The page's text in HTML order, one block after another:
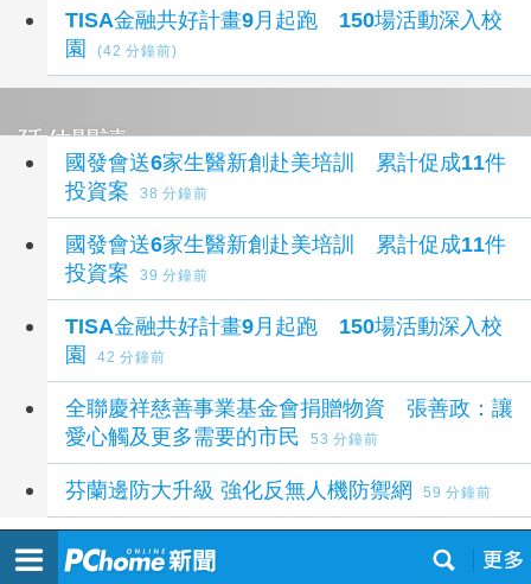
TISA金融共好計畫9月起跑 150場活動深入校
園
(42 分鐘前)
延伸閱讀
國發會送6家生醫新創赴美培訓 累計促成11件
投資案
38 分鐘前
國發會送6家生醫新創赴美培訓 累計促成11件
投資案
39 分鐘前
TISA金融共好計畫9月起跑 150場活動深入校
園
42 分鐘前
全聯慶祥慈善事業基金會捐贈物資 張善政：讓
愛心觸及更多需要的市民
53 分鐘前
芬蘭邊防大升級 強化反無人機防禦網 59 分鐘前